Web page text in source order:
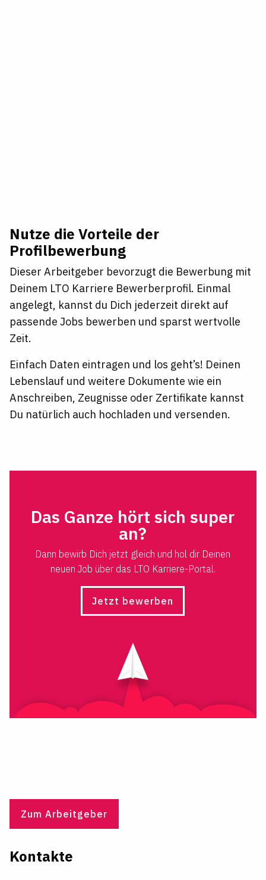
Zum Arbeitgeber
Kontakte
Nutze die Vorteile der
Profilbewerbung
Dieser Arbeitgeber bevorzugt die Bewerbung mit
Deinem LTO Karriere Bewerberprofil. Einmal
angelegt, kannst du Dich jederzeit direkt auf
passende Jobs bewerben und sparst wertvolle
Zeit.
Einfach Daten eintragen und los geht’s! Deinen
Lebenslauf und weitere Dokumente wie ein
Anschreiben, Zeugnisse oder Zertifikate kannst
Du natürlich auch hochladen und versenden.
Das Ganze hört sich super
an?
Dann bewirb Dich jetzt gleich und hol dir Deinen
neuen Job über das LTO Karriere-Portal.
Jetzt bewerben